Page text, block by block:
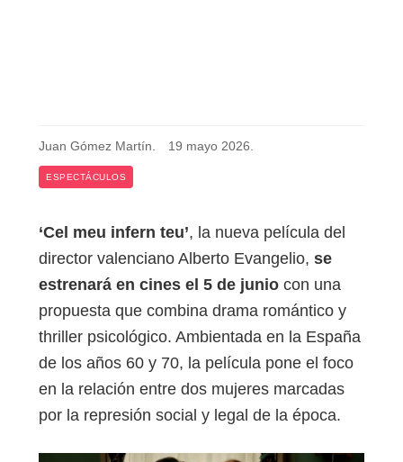
Juan Gómez Martín. 19 mayo 2026.
ESPECTÁCULOS
‘Cel meu infern teu’, la nueva película del
director valenciano Alberto Evangelio, se
estrenará en cines el 5 de junio con una
propuesta que combina drama romántico y
thriller psicológico. Ambientada en la España
de los años 60 y 70, la película pone el foco
en la relación entre dos mujeres marcadas
por la represión social y legal de la época.